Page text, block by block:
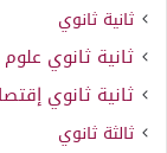
ثانية ثانوي
ثانية ثانوي علوم
ثانية ثانوي
ثالثة ثانوي